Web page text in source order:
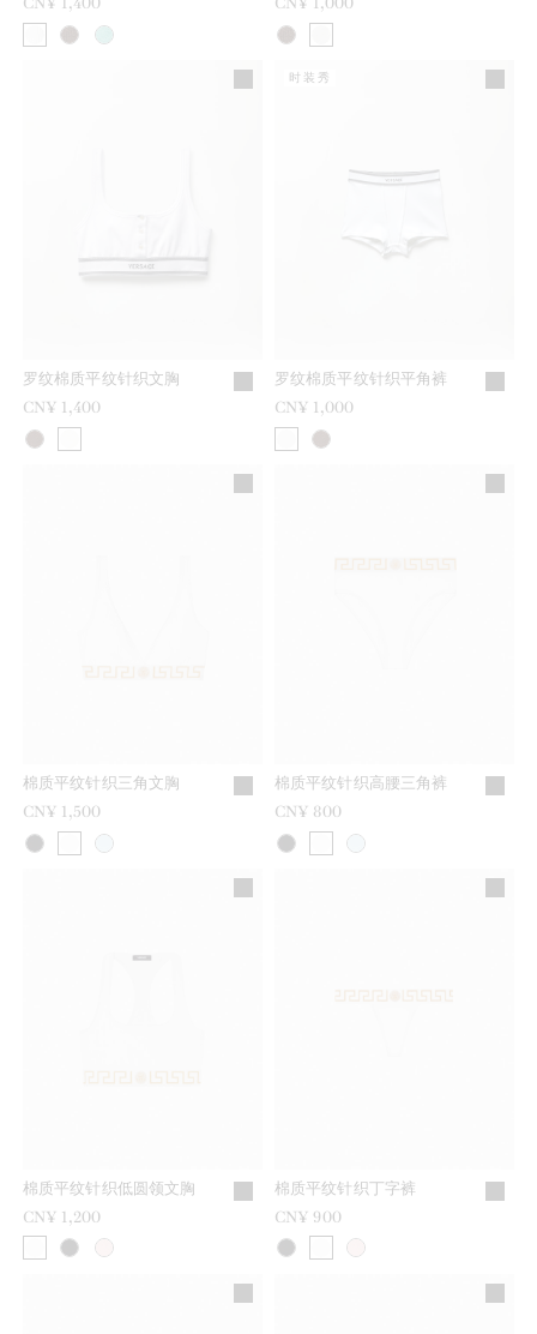
罗纹棉质平纹针织文胸
CN¥ 1,400
罗纹棉质平纹针织平角裤
CN¥ 1,000
时装秀
棉质平纹针织三角文胸
CN¥ 1,500
棉质平纹针织高腰三角裤
CN¥ 800
棉质平纹针织低圆领文胸
CN¥ 1,200
棉质平纹针织丁字裤
CN¥ 900